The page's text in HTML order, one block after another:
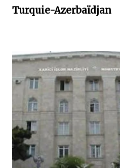
Turquie-Azerbaïdjan